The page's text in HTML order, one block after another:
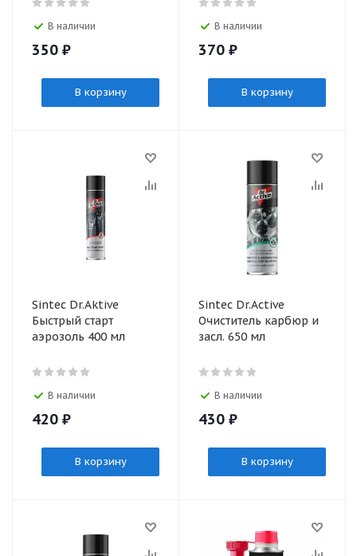
В наличии
350 ₽
В корзину
В наличии
370 ₽
В корзину
Sintec Dr.Aktive
Быстрый старт
аэрозоль 400 мл
В наличии
420 ₽
В корзину
Sinteс Dr.Active
Очиститель карбюр и
засл. 650 мл
В наличии
430 ₽
В корзину